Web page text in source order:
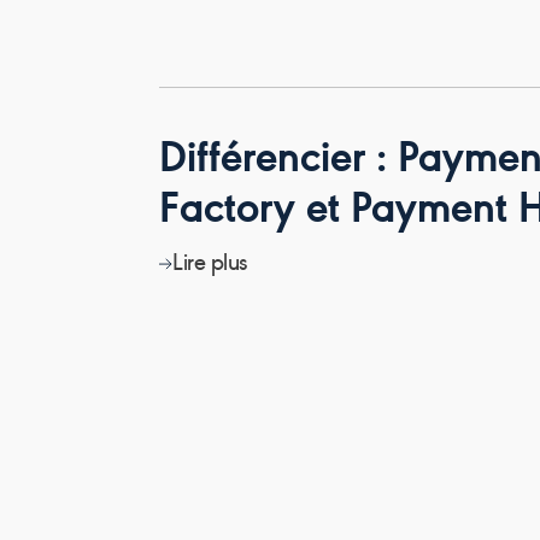
Différencier :
Factory et Payment
Lire plus